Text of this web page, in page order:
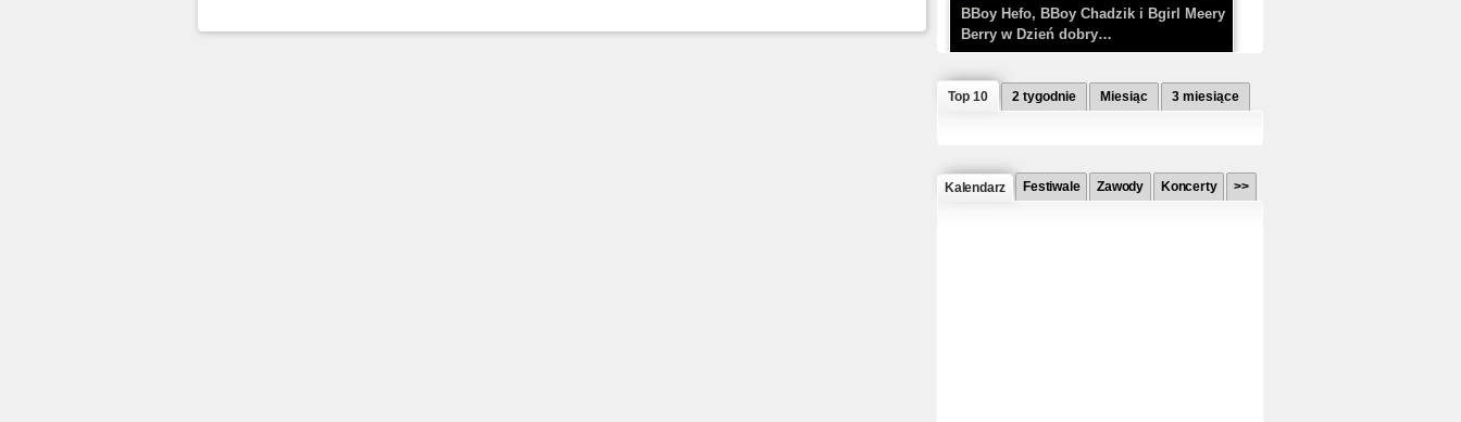
BBoy Hefo, BBoy Chadzik i Bgirl Meery
Berry w Dzień dobry…
Top 10 2 tygodnie Miesiąc 3 miesiące
Kalendarz Festiwale Zawody Koncerty >>